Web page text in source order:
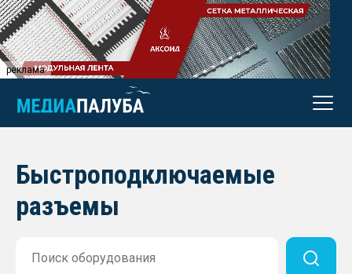
реклама
Быстроподключаемые
разъемы